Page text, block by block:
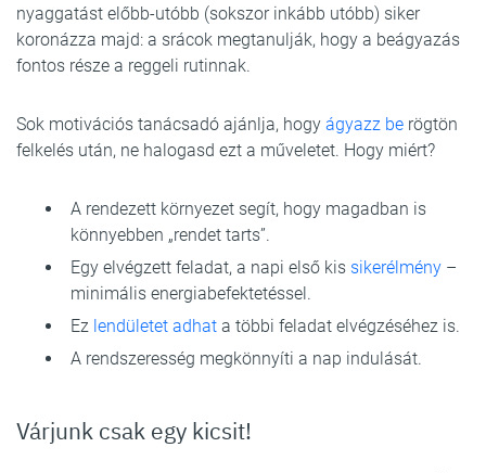
nyaggatást előbb-utóbb (sokszor inkább utóbb) siker
koronázza majd: a srácok megtanulják, hogy a beágyazás
fontos része a reggeli rutinnak.
Sok motivációs tanácsadó ajánlja, hogy ágyazz be rögtön
felkelés után, ne halogasd ezt a műveletet. Hogy miért?
A rendezett környezet segít, hogy magadban is
könnyebben „rendet tarts”.
Egy elvégzett feladat, a napi első kis sikerélmény –
minimális energiabefektetéssel.
Ez lendületet adhat a többi feladat elvégzéséhez is.
A rendszeresség megkönnyíti a nap indulását.
Várjunk csak egy kicsit!